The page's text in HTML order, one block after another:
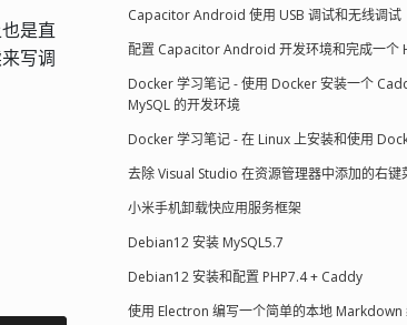
是直
写调
Capacitor Android 使用 USB 调试和无线调试
配置 Capacitor Android 开发环境和完成一个
Docker 学习笔记 - 使用 Docker 安装一个
MySQL 的开发环境
Docker 学习笔记 - 在 Linux 上安装和使用
去除 Visual Studio 在资源管理器中添加的右键
小米手机卸载快应用服务框架
Debian12 安装 MySQL5.7
Debian12 安装和配置 PHP7.4 + Caddy
使用 Electron 编写一个简单的本地 Markdown